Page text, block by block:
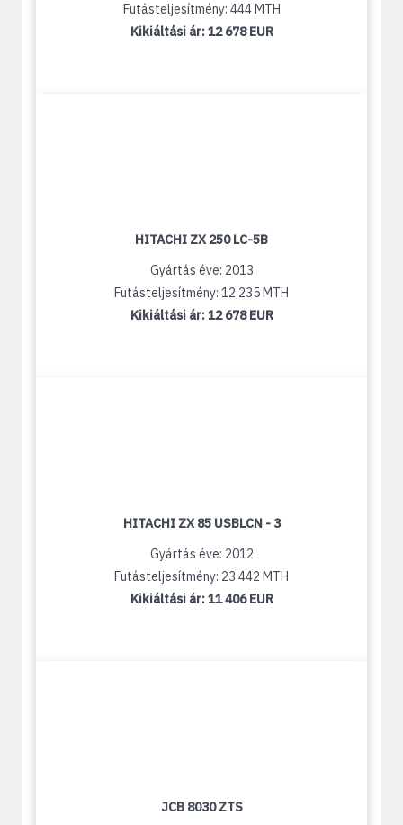
Futásteljesítmény: 444 MTH
Kikiáltási ár:12 678 EUR
HITACHI ZX 250 LC-5B
Gyártás éve: 2013
Futásteljesítmény: 12 235 MTH
Kikiáltási ár:12 678 EUR
HITACHI ZX 85 USBLCN - 3
Gyártás éve: 2012
Futásteljesítmény: 23 442 MTH
Kikiáltási ár:11 406 EUR
JCB 8030 ZTS